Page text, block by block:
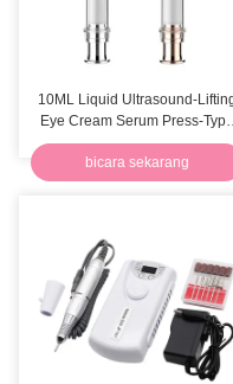
10ML Liquid Ultrasound-
Eye Cream Serum Press-Type
Vacuum Applicator Syringe
Flask PP Packaging untuk
kosmetik
bicara sekarang